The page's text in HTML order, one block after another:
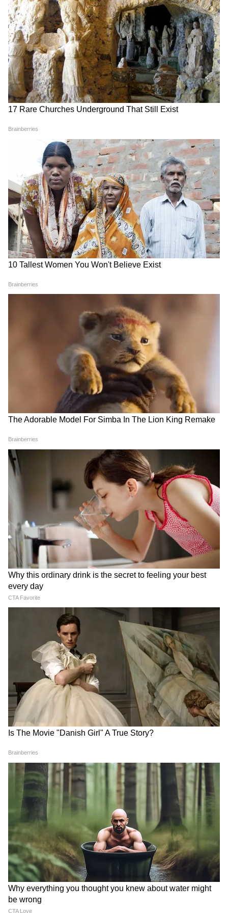
Modi in IIT Delhi: '1 लाख करोड़..अंग्रेजी में
बोलूं', देश के युवाओं को Modi ने दिया बहुत बड़ा
टास्क
देर रात Rishabh Pant की इस शिकायत पर
CM Pushkar Dhami की पहली प्रतिक्रिया